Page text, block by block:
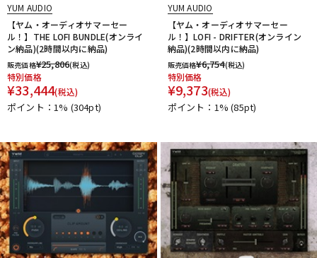
YUM AUDIO
【ヤム・オーディオサマーセー
ル！】THE LOFI BUNDLE(オンライ
ン納品)(2時間以内に納品)
販売価格¥25,806(税込)
特別価格
¥33,444(税込)
ポイント：1% (304pt)
YUM AUDIO
【ヤム・オーディオサマーセー
ル！】LOFI - DRIFTER(オンライン
納品)(2時間以内に納品)
販売価格¥6,754(税込)
特別価格
¥9,373(税込)
ポイント：1%(85pt)